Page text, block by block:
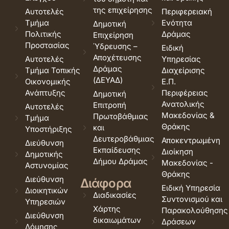
Αυτοτελές
Τμήμα
Πολιτικής
Προστασίας
Αυτοτελές
Τμήμα Τοπικής
Οικονομικής
Ανάπτυξης
Αυτοτελές
Τμήμα
Υποστήριξης
Διεύθυνση
Δημοτικής
Αστυνομίας
Διεύθυνση
Διοικητικών
Υπηρεσιών
Διεύθυνση
Δόμησης
της επιχείρησης
Δημοτική
Επιχείρηση
Ύδρευσης –
Αποχέτευσης
Δράμας
(ΔΕΥΑΔ)
Δημοτική
Επιτροπή
Πρωτοβάθμιας
και
Δευτεροβάθμιας
Εκπαίδευσης
Δήμου Δράμας
Διάφορα
Διαδικασίες
Χάρτης
δικαιωμάτων
Περιφερειακή
Ενότητα
Δράμας
Ειδική
Υπηρεσίας
Διαχείρισης
Ε.Π.
Περιφέρειας
Ανατολικής
Μακεδονίας &
Θράκης
Αποκεντρωμένη
Διοίκηση
Μακεδονίας -
Θράκης
Ειδική Υπηρεσία
Συντονισμού και
Παρακολούθησης
Δράσεων